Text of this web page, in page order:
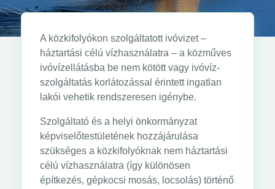
A közkifolyókon szolgáltatott ivóvizet –
háztartási célú vízhasználatra – a közműves
ivóvízellátásba be nem kötött vagy ivóvíz-
szolgáltatás korlátozással érintett ingatlan
lakói vehetik rendszeresen igénybe.
Szolgáltató és a helyi önkormányzat
képviselőtestületének hozzájárulása
szükséges a közkifolyóknak nem háztartási
célú vízhasználatra (így különösen
építkezés, gépkocsi mosás, locsolás) történő